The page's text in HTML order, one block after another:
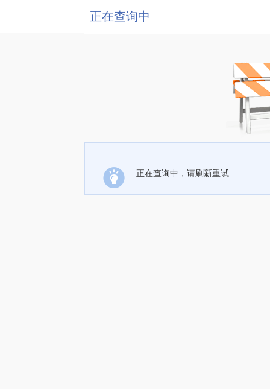
正在查询中
正在查询中，请刷新重试